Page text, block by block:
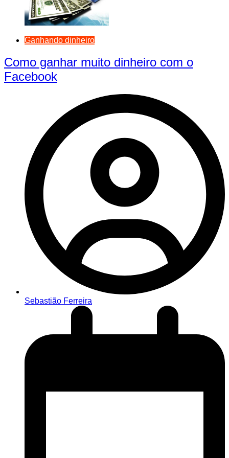
Ganhando dinheiro
Como ganhar muito dinheiro com o
Facebook
Sebastião Ferreira